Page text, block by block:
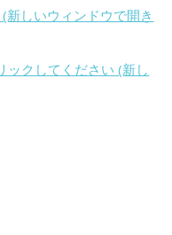
しいウィンドウで開き
ックしてください (新し